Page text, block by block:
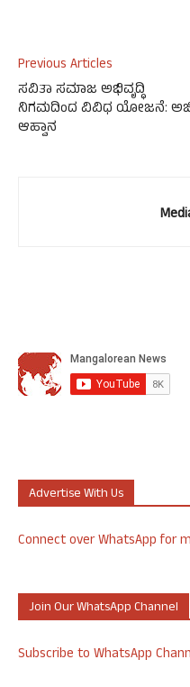
Previous Articles
ಸವಿತಾ ಸಮಾಜ ಅಭಿವೃದ್ಧಿ
ನಿಗಮದಿಂದ ವಿವಿಧ ಯೋಜನೆ:
ಆಹ್ವಾನ
Advertise With Us
Connect over WhatsApp for
Join Our WhatsApp Channel
Subscribe to WhatsApp